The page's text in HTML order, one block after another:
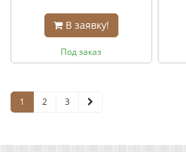
В заявку!
Под заказ
1 2 3